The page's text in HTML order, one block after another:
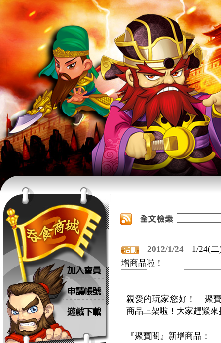
2012/1/24
1/24(
增商品啦！
親愛的玩家您好！「聚
商品上架啦！大家趕緊
『聚寶閣』新增商品：